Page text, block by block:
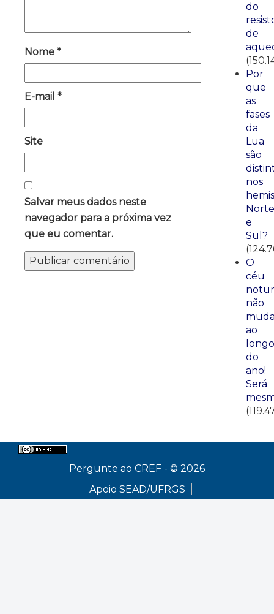
Nome *
E-mail *
Site
Salvar meus dados neste
navegador para a próxima vez
que eu comentar.
do
de
Por
que
as
fases
da
Lua
são
nos
Norte
e
Sul?
O
céu
não
ao
longo
do
ano!
Será
Pergunte ao CREF - © 2026
Apoio SEAD/UFRGS